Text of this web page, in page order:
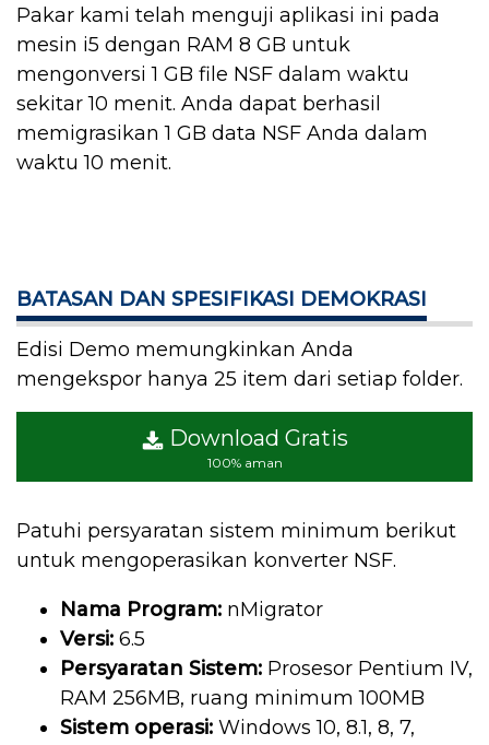
Pakar kami telah menguji aplikasi ini pada
mesin i5 dengan RAM 8 GB untuk
mengonversi 1 GB file NSF dalam waktu
sekitar 10 menit. Anda dapat berhasil
memigrasikan 1 GB data NSF Anda dalam
waktu 10 menit.
BATASAN DAN SPESIFIKASI DEMOKRASI
Edisi Demo memungkinkan Anda
mengekspor hanya 25 item dari setiap folder.
Download Gratis
100% aman
Patuhi persyaratan sistem minimum berikut
untuk mengoperasikan konverter NSF.
Nama Program: nMigrator
Versi: 6.5
Persyaratan Sistem: Prosesor Pentium IV,
RAM 256MB, ruang minimum 100MB
Sistem operasi: Windows 10, 8.1, 8, 7,